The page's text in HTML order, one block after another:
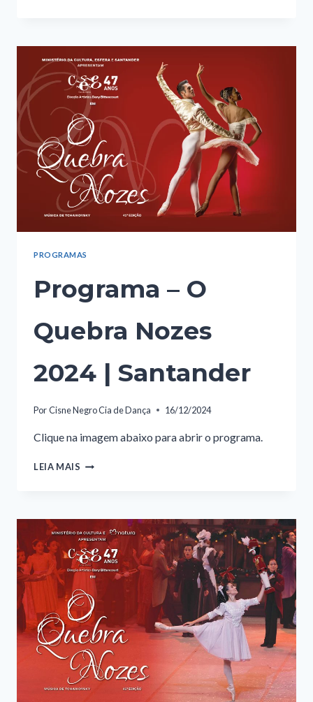
|
JUNDIAÍ
PROGRAMAS
Programa – O
Quebra Nozes
2024 | Santander
PorCisne Negro Cia de Dança 16/12/2024
Clique na imagem abaixo para abrir o programa.
LEIA MAIS PROGRAMA
NOZES
2024
|
SANTANDER